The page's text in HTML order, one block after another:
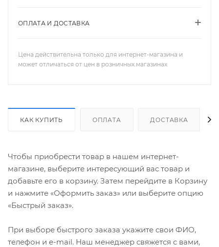
ОПЛАТА И ДОСТАВКА
Цена действительна только для интернет-магазина и
может отличаться от цен в розничных магазинах
КАК КУПИТЬ ОПЛАТА ДОСТАВКА
Чтобы приобрести товар в нашем интернет-
магазине, выберите интересующий вас товар и
добавьте его в корзину. Затем перейдите в Корзину
и нажмите «Оформить заказ» или выберите опцию
«Быстрый заказ».
При выборе быстрого заказа укажите свои ФИО,
телефон и e-mail. Наш менеджер свяжется с вами,